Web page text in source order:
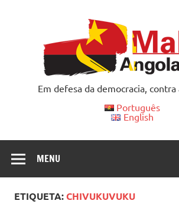
Em defesa da democracia, contra
Português
English
MENU
ETIQUETA:CHIVUKUVUKU